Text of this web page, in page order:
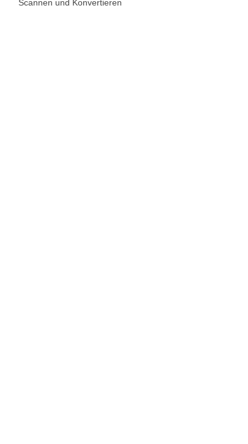
Scannen und Konvertieren